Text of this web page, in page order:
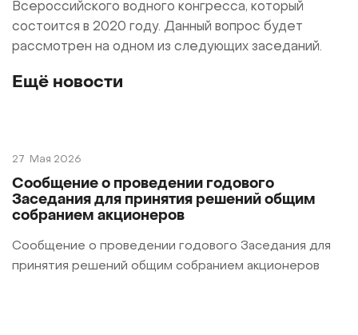
Всероссийского водного конгресса, который
состоится в 2020 году. Данный вопрос будет
рассмотрен на одном из следующих заседаний.
Ещё новости
27 Мая 2026
Cообщение о проведении годового
Заседания для принятия решений общим
собранием акционеров
Сообщение о проведении годового Заседания для
принятия решений общим собранием акционеров